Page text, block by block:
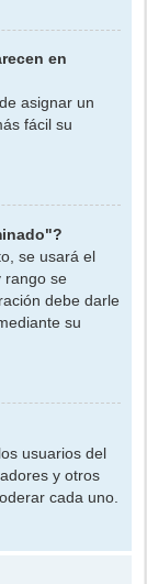
en
asignar un
fácil su
se usará el
rango se
debe darle
su
usuarios del
y otros
cada uno.